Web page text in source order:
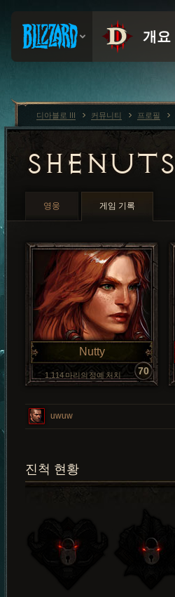
SHENUTS
영웅 게임 기록
Nutty
1,114 마리의 정예 처치 70
uwuw
진척 현황
디아블로 III 커뮤니티 프로필